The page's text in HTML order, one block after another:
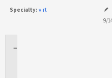
Specialty: virt
9/